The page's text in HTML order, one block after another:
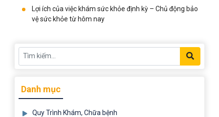
Lợi ích của việc khám sức khỏe định kỳ – Chủ động bảo
vệ sức khỏe từ hôm nay
Danh mục
Quy Trình Khám, Chữa bệnh